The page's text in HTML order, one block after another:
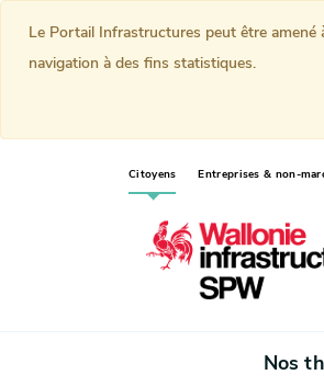
Citoyens(current)Entreprises & non-
Nos
Le Portail Infrastructures peut être
navigation à des fins statistiques.